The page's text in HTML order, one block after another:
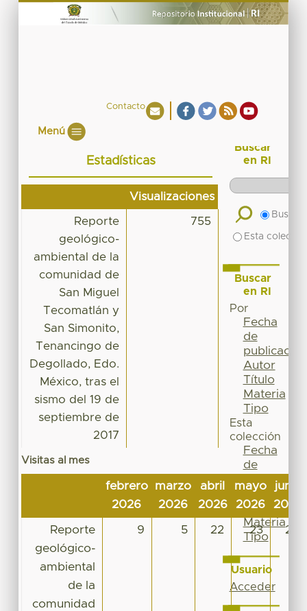
Contacto
Menú
Estadísticas
Visualizaciones
Reporte
geológico-
ambiental de la
comunidad de
San Miguel
Tecomatlán y
San Simonito,
Tenancingo de
Degollado, Edo.
México, tras el
sismo del 19 de
septiembre de
2017
755
Visitas al mes
febrero
2026
marzo
2026
abril
2026
mayo
2026
junio
2026
Reporte
geológico-
ambiental
de la
comunidad
9 5 22 23 26
Buscar
en RI
Buscar
Esta
Buscar
en RI
Por
Fecha
de
publicación
Autor
Título
Materia
Tipo
Esta
colección
Fecha
de
publicación
Autor
Título
Materia
Tipo
Usuario
Acceder